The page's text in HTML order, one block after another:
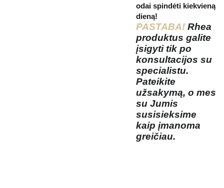
odai spindėti kiekvieną
dieną!
PASTABA! Rhea
produktus galite
įsigyti tik po
konsultacijos su
specialistu.
Pateikite
užsakymą, o mes
su Jumis
susisieksime
kaip įmanoma
greičiau.